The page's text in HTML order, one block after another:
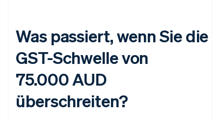
Was passiert, wenn Sie die
GST-Schwelle von
75.000 AUD
überschreiten?